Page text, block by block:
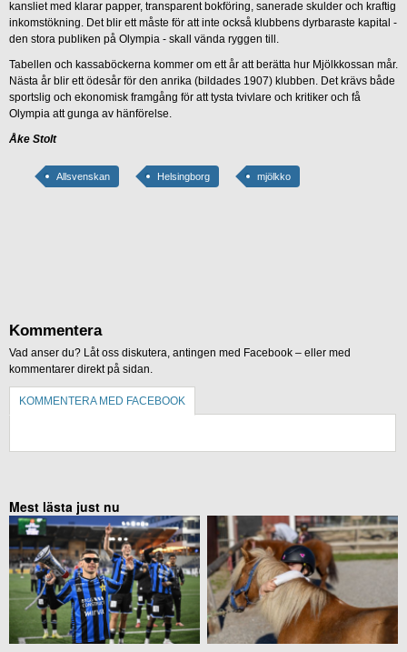
kansliet med klarar papper, transparent bokföring, sanerade skulder och kraftig
inkomstökning. Det blir ett måste för att inte också klubbens dyrbaraste kapital -
den stora publiken på Olympia - skall vända ryggen till.
Tabellen och kassaböckerna kommer om ett år att berätta hur Mjölkkossan mår.
Nästa år blir ett ödesår för den anrika (bildades 1907) klubben. Det krävs både
sportslig och ekonomisk framgång för att tysta tvivlare och kritiker och få
Olympia att gunga av hänförelse.
Åke Stolt
Allsvenskan Helsingborg mjölkko
Kommentera
Vad anser du? Låt oss diskutera, antingen med Facebook – eller med
kommentarer direkt på sidan.
KOMMENTERA MED FACEBOOK
Mest lästa just nu